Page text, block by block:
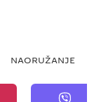
NAORUŽANJE